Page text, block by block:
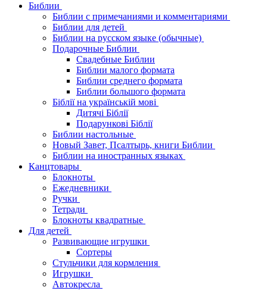
Библии
Библии с примечаниями и комментариями
Библии для детей
Библии на русском языке (обычные)
Подарочные Библии
Свадебные Библии
Библии малого формата
Библии среднего формата
Библии большого формата
Біблії на українській мові
Дитячі Біблії
Подарункові Біблії
Библии настольные
Новый Завет, Псалтырь, книги Библии
Библии на иностранных языках
Канцтовары
Блокноты
Ежедневники
Ручки
Тетради
Блокноты квадратные
Для детей
Развивающие игрушки
Сортеры
Стульчики для кормления
Игрушки
Автокресла